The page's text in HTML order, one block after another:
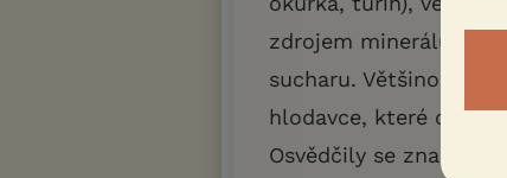
zdrojem minerálů.
sucharu. Většinou
hlodavce, které
Osvědčily se značky